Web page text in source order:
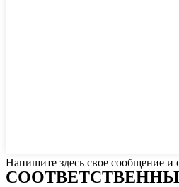
Напишите здесь свое сообщение и